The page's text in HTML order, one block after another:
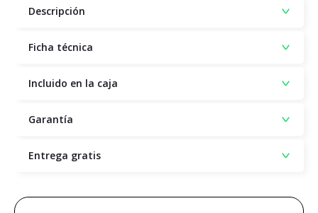
Descripción
Ficha técnica
Incluido en la caja
Garantía
Entrega gratis